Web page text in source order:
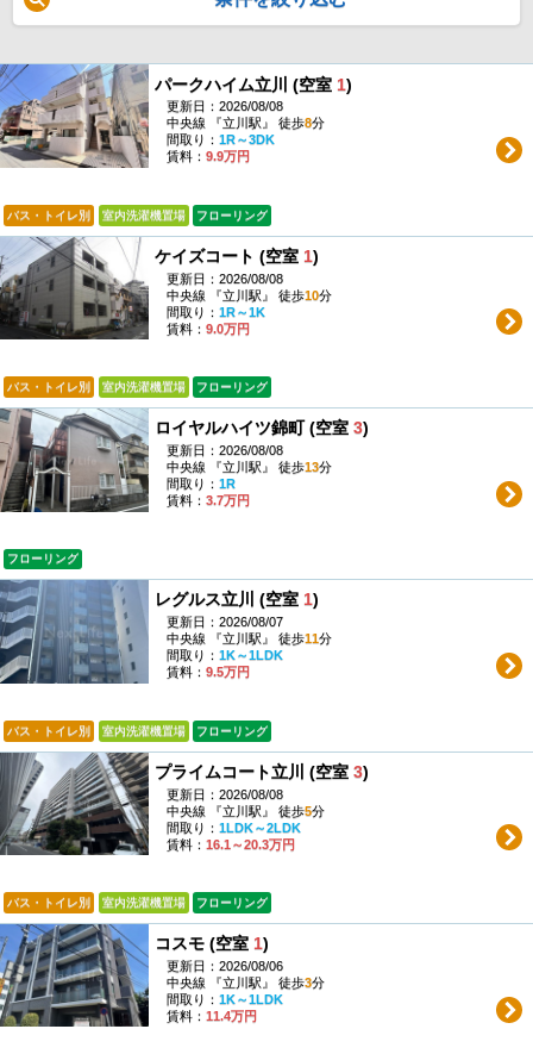
パークハイム立川 (空室 1)
更新日：2026/08/08
中央線 『立川駅』 徒歩8分
間取り： 1R～3DK
賃料： 9.9万円
バス・トイレ別 室内洗濯機置場 フローリング
ケイズコート (空室 1)
更新日：2026/08/08
中央線 『立川駅』 徒歩10分
間取り： 1R～1K
賃料： 9.0万円
バス・トイレ別 室内洗濯機置場 フローリング
ロイヤルハイツ錦町 (空室 3)
更新日：2026/08/08
中央線 『立川駅』 徒歩13分
間取り： 1R
賃料： 3.7万円
フローリング
レグルス立川 (空室 1)
更新日：2026/08/07
中央線 『立川駅』 徒歩11分
間取り： 1K～1LDK
賃料： 9.5万円
バス・トイレ別 室内洗濯機置場 フローリング
プライムコート立川 (空室 3)
更新日：2026/08/08
中央線 『立川駅』 徒歩5分
間取り： 1LDK～2LDK
賃料： 16.1～20.3万円
バス・トイレ別 室内洗濯機置場 フローリング
コスモ (空室 1)
更新日：2026/08/06
中央線 『立川駅』 徒歩3分
間取り： 1K～1LDK
賃料： 11.4万円